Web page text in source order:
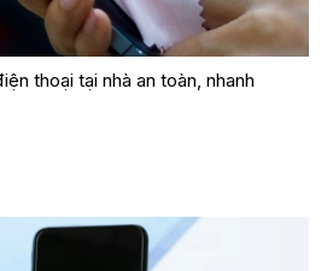
thoại tại nhà an toàn, nhanh